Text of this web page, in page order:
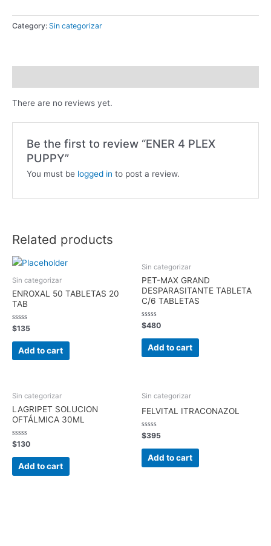
Category: Sin categorizar
There are no reviews yet.
Be the first to review “ENER 4 PLEX
PUPPY”
You must be logged in to post a review.
Related products
Sin categorizar
ENROXAL 50 TABLETAS 20
TAB
Rated
0
out
$135
Add to cart
Sin categorizar
PET-MAX GRAND
DESPARASITANTE TABLETA
C/6 TABLETAS
Rated
0
out
$480
Add to cart
Sin categorizar
LAGRIPET SOLUCION
OFTÁLMICA 30ML
Rated
0
out
$130
Add to cart
Sin categorizar
FELVITAL ITRACONAZOL
Rated
0
out
$395
Add to cart